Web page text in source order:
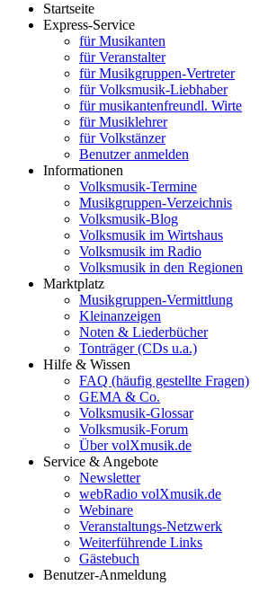
Startseite
Express-Service
für Musikanten
für Veranstalter
für Musikgruppen-Vertreter
für Volksmusik-Liebhaber
für musikantenfreundl. Wirte
für Musiklehrer
für Volkstänzer
Benutzer anmelden
Informationen
Volksmusik-Termine
Musikgruppen-Verzeichnis
Volksmusik-Blog
Volksmusik im Wirtshaus
Volksmusik im Radio
Volksmusik in den Regionen
Marktplatz
Musikgruppen-Vermittlung
Kleinanzeigen
Noten & Liederbücher
Tonträger (CDs u.a.)
Hilfe & Wissen
FAQ (häufig gestellte Fragen)
GEMA & Co.
Volksmusik-Glossar
Volksmusik-Forum
Über volXmusik.de
Service & Angebote
Newsletter
webRadio volXmusik.de
Webinare
Veranstaltungs-Netzwerk
Weiterführende Links
Gästebuch
Benutzer-Anmeldung